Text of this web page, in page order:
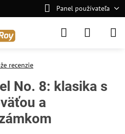
Panel používateľa
recenzie
No. 8: klasika s
a